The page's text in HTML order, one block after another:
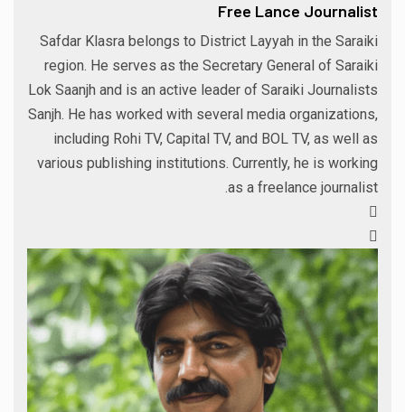
Free Lance Journalist
Safdar Klasra belongs to District Layyah in the Saraiki
region. He serves as the Secretary General of Saraiki
Lok Saanjh and is an active leader of Saraiki Journalists
Sanjh. He has worked with several media organizations,
including Rohi TV, Capital TV, and BOL TV, as well as
various publishing institutions. Currently, he is working
as a freelance journalist.